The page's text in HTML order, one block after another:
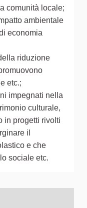
comunità locale;
ambientale
economia
riduzione
etc.;
impegnati nella
culturale,
in progetti rivolti
il
e che
sociale etc.
presenta gli